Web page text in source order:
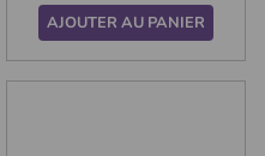
AJOUTER AU PANIER